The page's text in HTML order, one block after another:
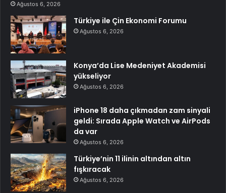
Ağustos 6, 2026
Türkiye ile Çin Ekonomi Forumu
Ağustos 6, 2026
Konya’da Lise Medeniyet Akademisi
yükseliyor
Ağustos 6, 2026
iPhone 18 daha çıkmadan zam sinyali
geldi: Sırada Apple Watch ve AirPods
da var
Ağustos 6, 2026
Türkiye’nin 11 ilinin altından altın
fışkıracak
Ağustos 6, 2026